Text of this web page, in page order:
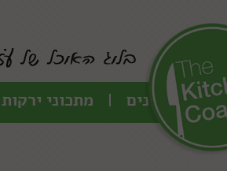
כל המתכונים מתכוני ירקות